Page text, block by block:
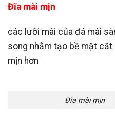
Đĩa mài mịn
các lưỡi mài của đá mài
song nhằm tạo bề mặt cắt
mịn hơn
Đĩa mài mịn